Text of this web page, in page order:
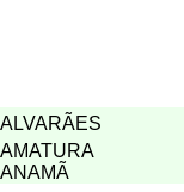
ALVARÃES
AMATURA
ANAMÃ